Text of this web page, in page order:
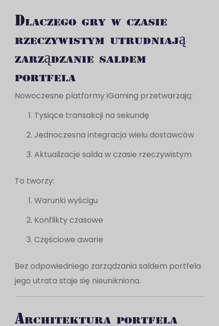
Dlaczego gry w czasie
rzeczywistym utrudniają
zarządzanie saldem
portfela
Nowoczesne platformy iGaming przetwarzają:
Tysiące transakcji na sekundę
Jednoczesna integracja wielu dostawców
Aktualizacje salda w czasie rzeczywistym
To tworzy:
Warunki wyścigu
Konflikty czasowe
Częściowe awarie
Bez odpowiedniego zarządzania saldem portfela
jego utrata staje się nieunikniona.
Architektura portfela